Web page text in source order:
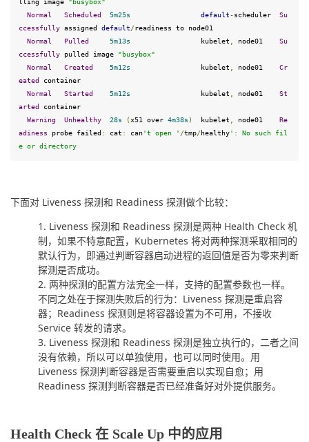
lling image
"busybox"
Normal
Scheduled 5m25s default-scheduler Su
ccessfully assigned default/readiness to node01
Normal
Pulled 5m13s
                 kubelet
node01 Su
ccessfully pulled image
"busybox"
Normal
Created 5m12s
                 kubelet
node01 Cr
eated container
Normal
Started 5m12s
                 kubelet
node01 St
arted container
Warning
Unhealthy 28s (x51 over 4m38s )
  kubelet
node01 Re
adiness probe failed : cat : can't open ' /tmp/healthy': No such fil
e or directory
下面对 Liveness 探测和 Readiness 探测做个比较：
Liveness 探测和 Readiness 探测是两种 Health Check 机
制，如果不特意配置，Kubernetes 将对两种探测采取相同的
默认行为，即通过判断容器启动进程的返回值是否为零来判断
探测是否成功。
两种探测的配置方法完全一样，支持的配置参数也一样。
不同之处在于探测失败后的行为：Liveness 探测是重启容
器；Readiness 探测则是将容器设置为不可用，不接收
Service 转发的请求。
Liveness 探测和 Readiness 探测是独立执行的，二者之间
没有依赖，所以可以单独使用，也可以同时使用。用
Liveness 探测判断容器是否需要重启以实现自愈；用
Readiness 探测判断容器是否已经准备好对外提供服务。
Health Check 在 Scale Up 中的应用